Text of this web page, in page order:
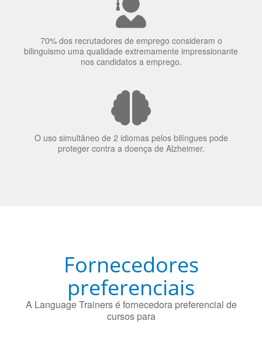
70% dos recrutadores de emprego consideram o
bilinguismo uma qualidade extremamente impressionante
nos candidatos a emprego.
O uso simultâneo de 2 idiomas pelos bilíngues pode
proteger contra a doença de Alzheimer.
Fornecedores
preferenciais
A Language Trainers é fornecedora preferencial de
cursos para